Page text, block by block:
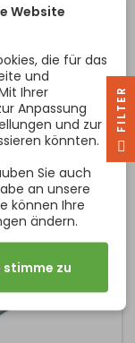
und
mit
Regalgröße
- 400 mm.
Fachlast ist 100
des
auf den Bildern
Die Höhe des
beträgt 132 mm Die
Halters beträgt
ist für 1 Stück
Preis
9,60 €
den Warenkorb
Website
die für das
und
Ihrer
Anpassung
und zur
könnten.
Sie auch
an unsere
können Ihre
ändern.
stimme zu
R